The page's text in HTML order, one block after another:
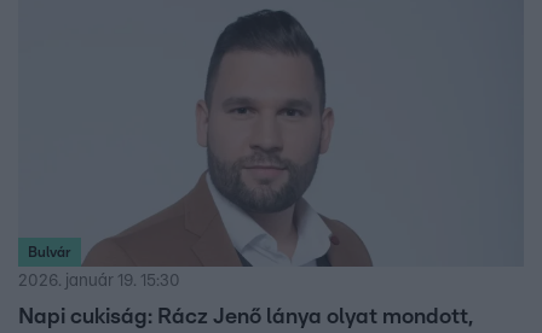
Bulvár
2026. január 19. 15:30
Napi cukiság: Rácz Jenő lánya olyat mondott,